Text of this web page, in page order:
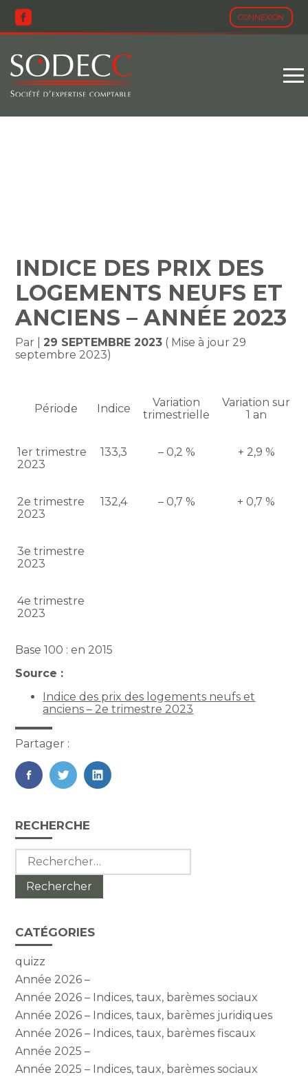
CONNEXION
Aller
au
INDICE DES PRIX DES
LOGEMENTS NEUFS ET
ANCIENS – ANNÉE 2023
Par |29 SEPTEMBRE 2023 ( Mise à jour 29
septembre 2023)
Période Indice
Variation
trimestrielle
Variation sur
1 an
1er trimestre
2023
133,3 – 0,2 % + 2,9 %
2e trimestre
2023
132,4 – 0,7 % + 0,7 %
3e trimestre
2023
4e trimestre
2023
Base 100 : en 2015
Source :
Indice des prix des logements neufs et
anciens – 2e trimestre 2023
Partager :
FaceBook
TwitterLinkedIn
Blog
sidebar
RECHERCHE
Rechercher :
CATÉGORIES
quizz
Année 2026 –
Année 2026 – Indices, taux, barèmes sociaux
Année 2026 – Indices, taux, barèmes juridiques
Année 2026 – Indices, taux, barèmes fiscaux
Année 2025 –
Année 2025 – Indices, taux, barèmes sociaux